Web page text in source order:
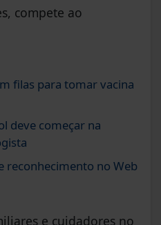
compete ao
filas para tomar vacina
deve começar na
reconhecimento no Web
e cuidadores no